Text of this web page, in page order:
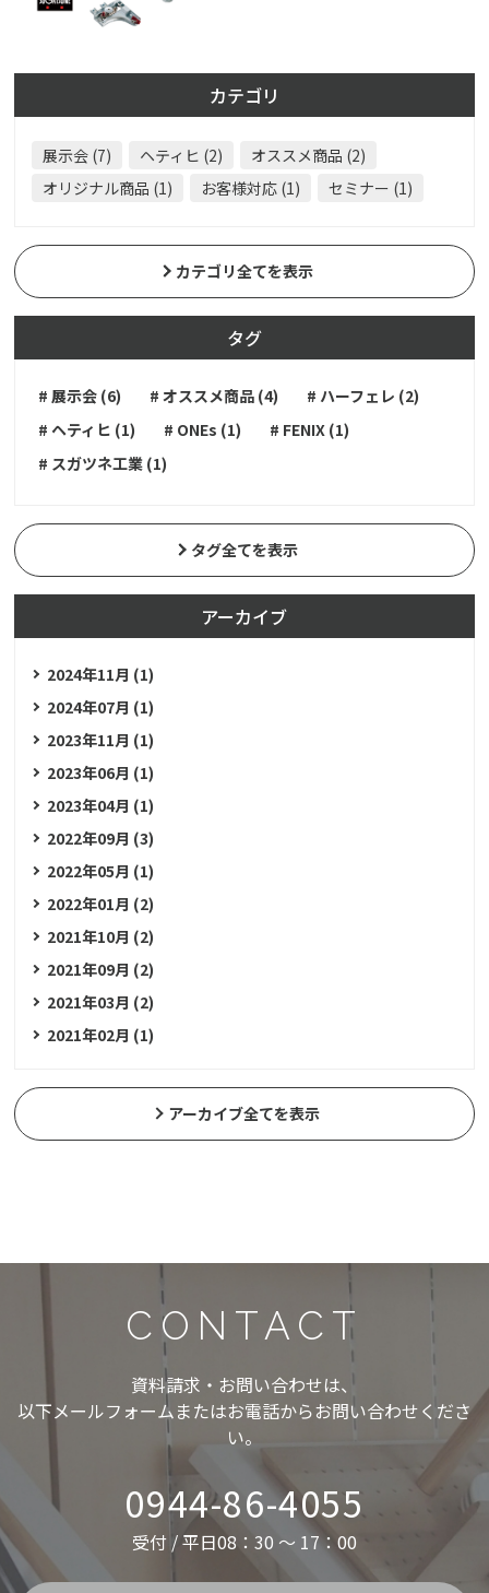
カテゴリ
展示会 (7) ヘティヒ (2)
オススメ商品 (2)
オリジナル商品 (1)
お客様対応 (1) セミナー (1)
カテゴリ全てを表示
タグ
# 展示会 (6) # オススメ商品 (4)
# ハーフェレ (2)
# ヘティヒ (1)
# ONEs (1)
# FENIX (1)
# スガツネ工業 (1)
タグ全てを表示
アーカイブ
2024年11月 (1)
2024年07月 (1)
2023年11月 (1)
2023年06月 (1)
2023年04月 (1)
2022年09月 (3)
2022年05月 (1)
2022年01月 (2)
2021年10月 (2)
2021年09月 (2)
2021年03月 (2)
2021年02月 (1)
アーカイブ全てを表示
CONTACT
資料請求・お問い合わせは、
以下メールフォームまたはお電話からお問い合わせくださ
い。
0944-86-4055
受付 / 平日08：30 ～ 17：00